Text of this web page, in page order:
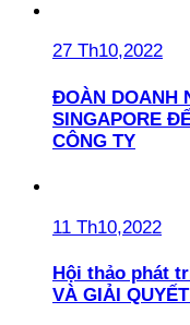
27 Th10,2022
ĐOÀN DOANH
SINGAPORE
CÔNG TY
11 Th10,2022
Hội thảo phát
VÀ GIẢI